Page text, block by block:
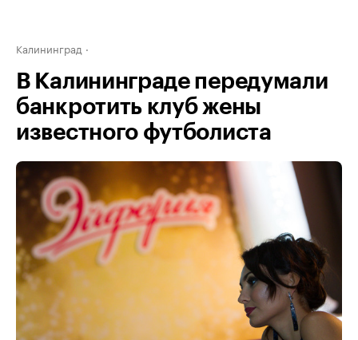
Калининград
В Калининграде передумали
банкротить клуб жены
известного футболиста